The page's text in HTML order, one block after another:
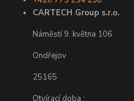
CARTECH Group s.r.o.
Náměstí 9. května 106
Ondřejov
25165
Otvírací doba :